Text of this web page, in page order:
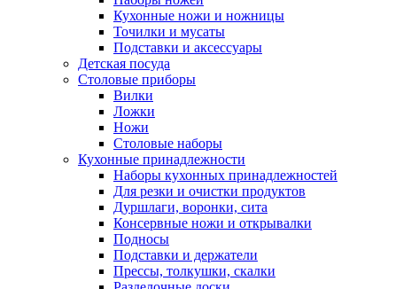
Кухонные ножи и ножницы
Точилки и мусаты
Подставки и аксессуары
Детская посуда
Столовые приборы
Вилки
Ложки
Ножи
Столовые наборы
Кухонные принадлежности
Наборы кухонных принадлежностей
Для резки и очистки продуктов
Дуршлаги, воронки, сита
Консервные ножи и открывалки
Подносы
Подставки и держатели
Прессы, толкушки, скалки